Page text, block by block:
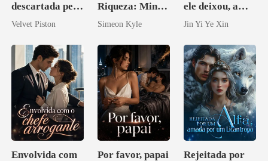
descartada pelo
Alfa
Velvet Piston
Riqueza: Minha
Vingança
Simeon Kyle
ele deixou, a
rainha que me
Jin Yi Ye Xin
Envolvida com
Por favor, papai
Rejeitada por